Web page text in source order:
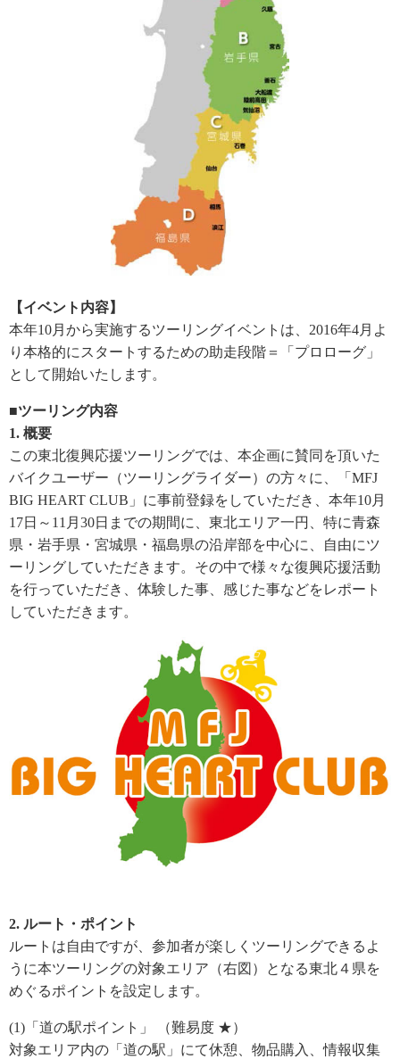
【イベント内容】
本年10月から実施するツーリングイベントは、2016年4月よ
り本格的にスタートするための助走段階＝「プロローグ」
として開始いたします。
■ツーリング内容
1. 概要
この東北復興応援ツーリングでは、本企画に賛同を頂いた
バイクユーザー（ツーリングライダー）の方々に、「MFJ
BIG HEART CLUB」に事前登録をしていただき、本年10月
17日～11月30日までの期間に、東北エリア一円、特に青森
県・岩手県・宮城県・福島県の沿岸部を中心に、自由にツ
ーリングしていただきます。その中で様々な復興応援活動
を行っていただき、体験した事、感じた事などをレポート
していただきます。
2. ルート・ポイント
ルートは自由ですが、参加者が楽しくツーリングできるよ
うに本ツーリングの対象エリア（右図）となる東北４県を
めぐるポイントを設定します。
(1)「道の駅ポイント」 （難易度 ★）
対象エリア内の「道の駅」にて休憩、物品購入、情報収集